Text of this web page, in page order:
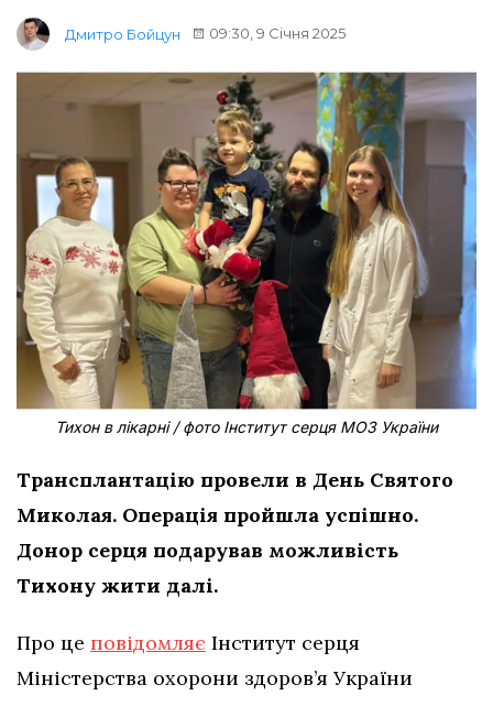
Дмитро Бойцун 09:30, 9 Січня 2025
Тихон в лікарні / фото Інститут серця МОЗ України
Трансплантацію провели в День Святого
Миколая. Операція пройшла успішно.
Донор серця подарував можливість
Тихону жити далі.
Про це повідомляє Інститут серця
Міністерства охорони здоров’я України